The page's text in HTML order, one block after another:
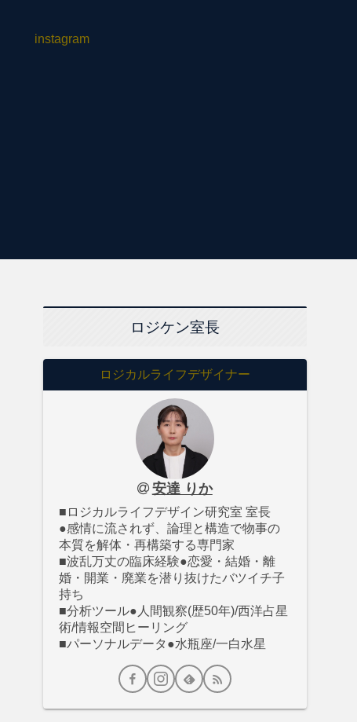
instagram
ロジケン室長
ロジカルライフデザイナー
安達 りか
■ロジカルライフデザイン研究室 室長
●感情に流されず、論理と構造で物事の
本質を解体・再構築する専門家
■波乱万丈の臨床経験●恋愛・結婚・離
婚・開業・廃業を潜り抜けたバツイチ子
持ち
■分析ツール●人間観察(歴50年)/西洋占星
術/情報空間ヒーリング
■パーソナルデータ●水瓶座/一白水星